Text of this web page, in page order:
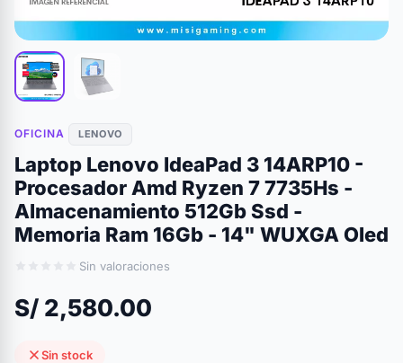
OFICINA LENOVO
Laptop Lenovo IdeaPad 3 14ARP10 -
Procesador Amd Ryzen 7 7735Hs -
Almacenamiento 512Gb Ssd -
Memoria Ram 16Gb - 14" WUXGA Oled
Sin valoraciones
S/ 2,580.00
Sin stock